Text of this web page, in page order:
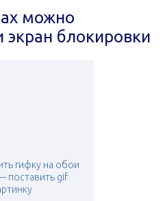
можно
экран блокировки
гифку на обои
поставить gif